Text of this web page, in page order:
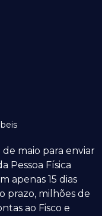
maio para enviar
Pessoa Física
apenas 15 dias
prazo, milhões de
ao Fisco e